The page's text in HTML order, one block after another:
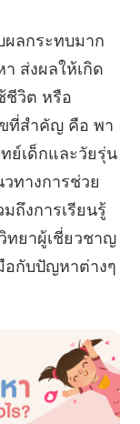
ลกระทบมาก
ส่งผลให้เกิด
ชีวิต หรือ
ที่สำคัญ คือ พา
ย์เด็กและวัยรุ่น
ทางการช่วย
ถึงการเรียนรู้
ทยาผู้เชี่ยวชาญ
อกับปัญหาต่างๆ